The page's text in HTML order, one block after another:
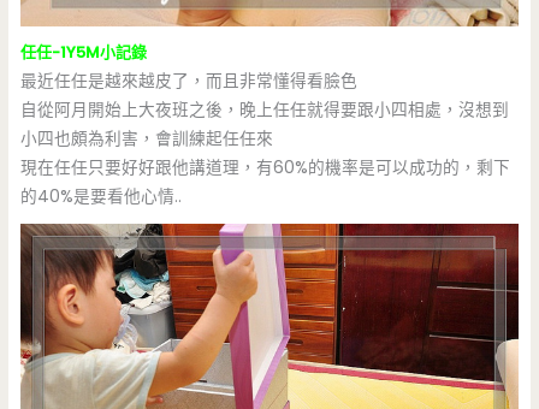
任任-1Y5M小記錄
最近任任是越來越皮了，而且非常懂得看臉色
自從阿月開始上大夜班之後，晚上任任就得要跟小四相處，沒想到
小四也頗為利害，會訓練起任任來
現在任任只要好好跟他講道理，有60%的機率是可以成功的，剩下
的40%是要看他心情..